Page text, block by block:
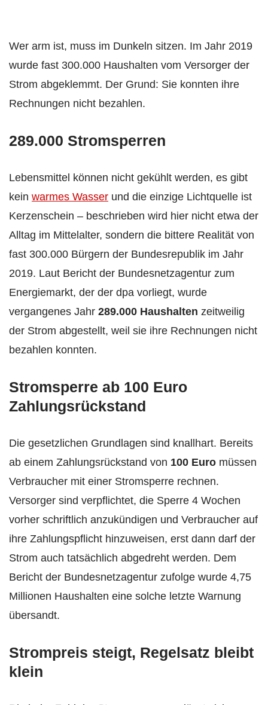
Wer arm ist, muss im Dunkeln sitzen. Im Jahr 2019
wurde fast 300.000 Haushalten vom Versorger der
Strom abgeklemmt. Der Grund: Sie konnten ihre
Rechnungen nicht bezahlen.
289.000 Stromsperren
Lebensmittel können nicht gekühlt werden, es gibt
kein warmes Wasser und die einzige Lichtquelle ist
Kerzenschein – beschrieben wird hier nicht etwa der
Alltag im Mittelalter, sondern die bittere Realität von
fast 300.000 Bürgern der Bundesrepublik im Jahr
2019. Laut Bericht der Bundesnetzagentur zum
Energiemarkt, der der dpa vorliegt, wurde
vergangenes Jahr 289.000 Haushalten zeitweilig
der Strom abgestellt, weil sie ihre Rechnungen nicht
bezahlen konnten.
Stromsperre ab 100 Euro
Zahlungsrückstand
Die gesetzlichen Grundlagen sind knallhart. Bereits
ab einem Zahlungsrückstand von 100 Euro müssen
Verbraucher mit einer Stromsperre rechnen.
Versorger sind verpflichtet, die Sperre 4 Wochen
vorher schriftlich anzukündigen und Verbraucher auf
ihre Zahlungspflicht hinzuweisen, erst dann darf der
Strom auch tatsächlich abgedreht werden. Dem
Bericht der Bundesnetzagentur zufolge wurde 4,75
Millionen Haushalten eine solche letzte Warnung
übersandt.
Strompreis steigt, Regelsatz bleibt
klein